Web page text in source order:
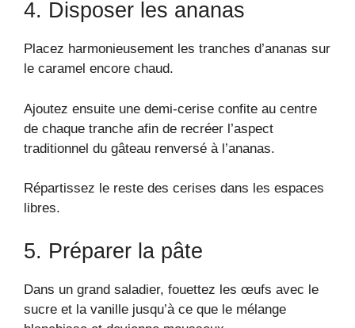
4. Disposer les ananas
Placez harmonieusement les tranches d’ananas sur
le caramel encore chaud.
Ajoutez ensuite une demi-cerise confite au centre
de chaque tranche afin de recréer l’aspect
traditionnel du gâteau renversé à l’ananas.
Répartissez le reste des cerises dans les espaces
libres.
5. Préparer la pâte
Dans un grand saladier, fouettez les œufs avec le
sucre et la vanille jusqu’à ce que le mélange